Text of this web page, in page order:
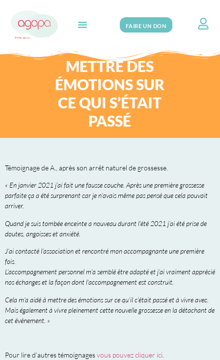
FAIRE UN DON
METTRE DES
ÉMOTIONS SUR
CE QUI S’ÉTAIT
PASSÉ
Témoignage de A., après son arrêt naturel de grossesse.
« En janvier 2021 j’ai fait une fausse couche. Après une première grossesse
parfaite ça a été surprenant car je n’avais même pas pensé que cela pouvait
arriver.
Quand je suis tombée enceinte a nouveau durant l’été 2021 j’ai été prise de
doutes, angoisses et anxiété.
J’ai contacté l’association et rencontré mon accompagnante une première
fois.
L’accompagnement personnel m’a semblé être adapté et j’ai vraiment apprécié
nos échanges et la façon dont l’accompagnement est construit.
Cela m’a aidé à mettre des émotions sur ce qu’il c’était passé et à vivre avec.
Mais également à vivre pleinement cette nouvelle grossesse en la détachant de
cet événement. »
Pour lire d’autres témoignagesvous pouvez cliquer ici